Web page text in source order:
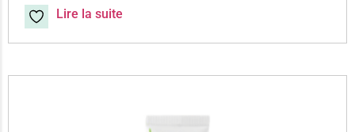
Lire la suite